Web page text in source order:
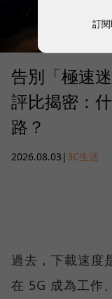
告別「極速
評比揭密：
路？
2026.08.03 | 3C生活
過去，下載速度
在 5G 成為工作
訂